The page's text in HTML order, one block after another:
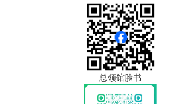
总领馆脸书